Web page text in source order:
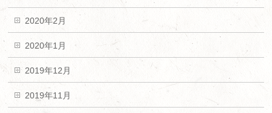
2020年2月
2020年1月
2019年12月
2019年11月